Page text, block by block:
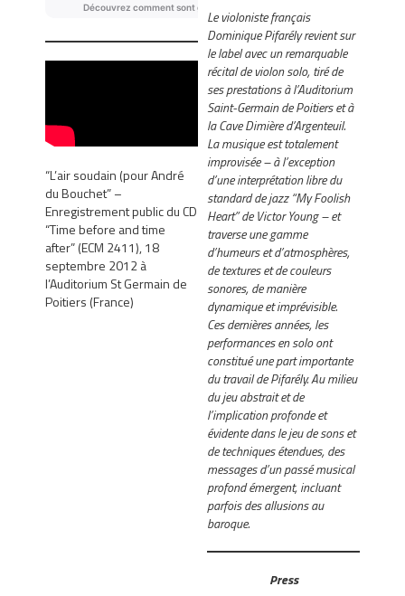
“L’air soudain (pour André
du Bouchet” –
Enregistrement public du CD
“Time before and time
after” (ECM 2411), 18
septembre 2012 à
l’Auditorium St Germain de
Poitiers (France)
Le violoniste français
Dominique Pifarély revient sur
le label avec un remarquable
récital de violon solo, tiré de
ses prestations à l’Auditorium
Saint-Germain de Poitiers et à
la Cave Dimière d’Argenteuil.
La musique est totalement
improvisée – à l’exception
d’une interprétation libre du
standard de jazz “My Foolish
Heart” de Victor Young – et
traverse une gamme
d’humeurs et d’atmosphères,
de textures et de couleurs
sonores, de manière
dynamique et imprévisible.
Ces dernières années, les
performances en solo ont
constitué une part importante
du travail de Pifarély. Au milieu
du jeu abstrait et de
l’implication profonde et
évidente dans le jeu de sons et
de techniques étendues, des
messages d’un passé musical
profond émergent, incluant
parfois des allusions au
baroque.
Press